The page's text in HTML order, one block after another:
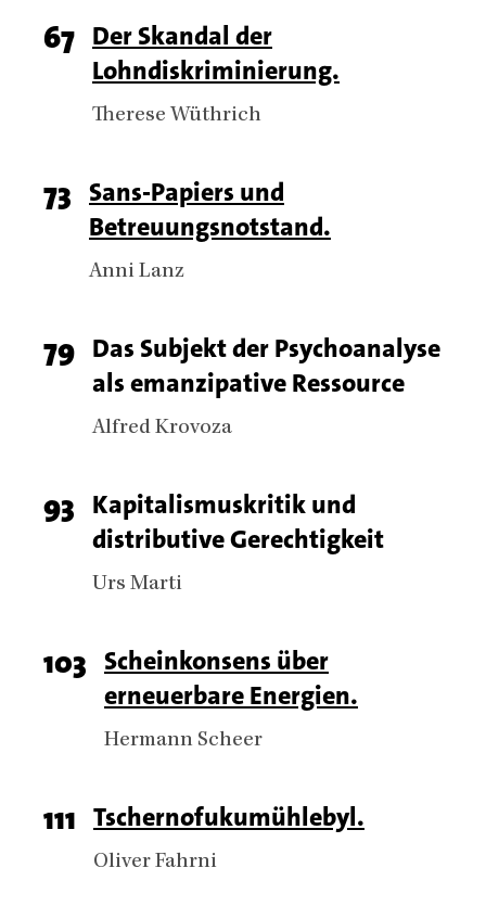
Page
number
67 Titel
Der Skandal der
Lohndiskriminierung.
Authors
Therese Wüthrich
Page
number
73 Titel
Sans-Papiers und
Betreuungsnotstand.
Authors
Anni Lanz
Page
number
79 Titel
Das Subjekt der Psychoanalyse
als emanzipative Ressource
Authors
Alfred Krovoza
Page
number
93 Titel
Kapitalismuskritik und
distributive Gerechtigkeit
Authors
Urs Marti
Page
number
103 Titel
Scheinkonsens über
erneuerbare Energien.
Authors
Hermann Scheer
Page
number
111 Titel
Tschernofukumühlebyl.
Authors
Oliver Fahrni